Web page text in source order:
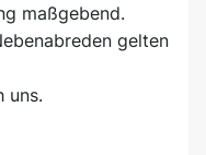
maßgebend.
gelten
uns.